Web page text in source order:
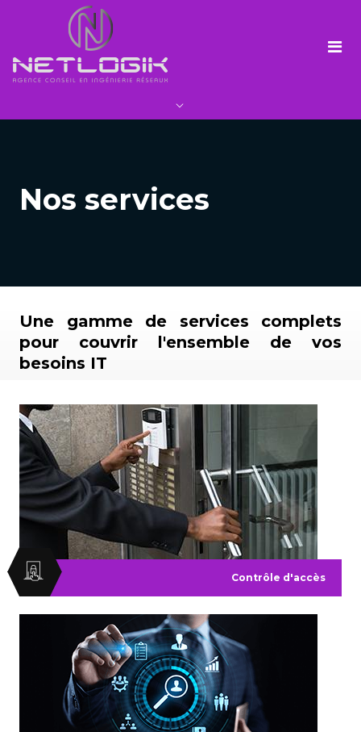
principal
+221 33 823 35 10
+221 76 338 02 10
Avenue Malick Sy x Autoroute
DAKAR Sénégal
Nos services
Une gamme de services complets
pour couvrir l'ensemble de vos
besoins IT
Contrôle d'accès